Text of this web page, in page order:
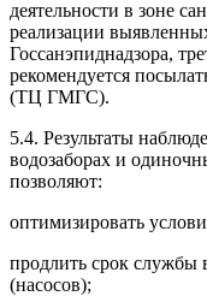
деятельности в зоне
реализации
Госсанэпиднадзора,
рекомендуется
(ТЦ ГМГС).
5.4. Результаты
водозаборах и
позволяют:
оптимизировать
продлить срок службы
(насосов);